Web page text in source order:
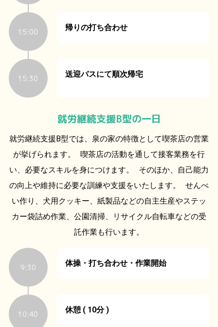
帰りの打ち合わせ
15:00
送迎バスにて順次帰宅
15:30
就労継続支援B型の一日
就労継続支援B型では、泉の家の特徴として喫茶店の営業
が挙げられます。 喫茶店の活動を通して接客業務を行
い、必要なスキルを身につけます。 そのほか、自己能力
の向上や維持に必要な訓練や支援をいたします。 せんべ
い作り、犬用クッキー、紙製品などの自主生産やステッ
カー袋詰め作業、公園清掃、リサイクル自転車などの受
託作業も行います。
体操・打ち合わせ・作業開始
9:30
休憩 ( 10分 )
10:40